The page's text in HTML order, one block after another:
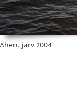
Aheru järv 2004